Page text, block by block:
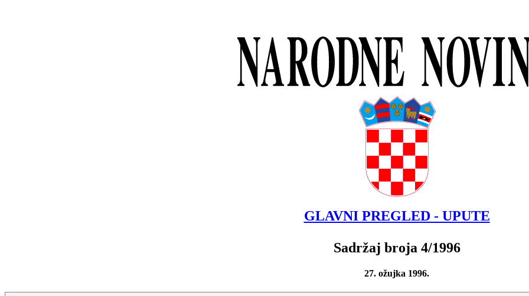
GLAVNI PREGLED - UPUTE
Sadržaj broja 4/1996
27. ožujka 1996.